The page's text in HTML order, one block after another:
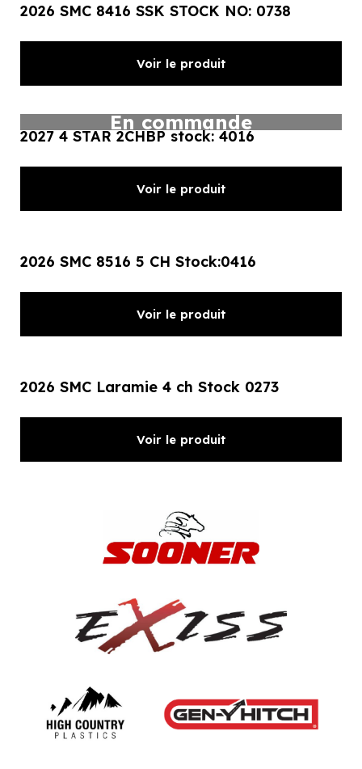
2026 SMC 8416 SSK STOCK NO: 0738
Voir le produit
En commande
2027 4 STAR 2CHBP stock: 4016
Voir le produit
2026 SMC 8516 5 CH Stock:0416
Voir le produit
2026 SMC Laramie 4 ch Stock 0273
Voir le produit